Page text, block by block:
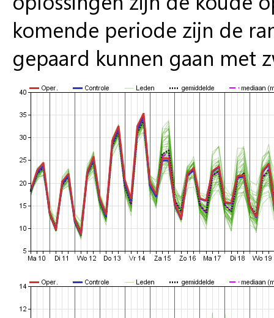
komende periode zijn de
gepaard kunnen gaan met